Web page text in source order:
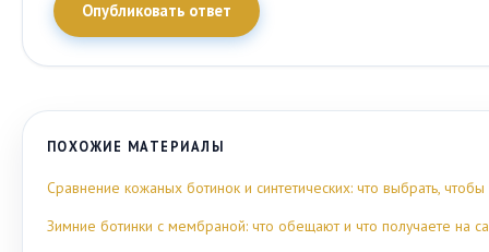
Опубликовать ответ
ПОХОЖИЕ МАТЕРИАЛЫ
Сравнение кожаных ботинок и синтетических: что выбрать,
Зимние ботинки с мембраной: что обещают и что получаете на